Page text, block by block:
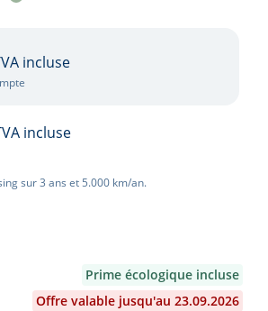
incluse
incluse
sur 3 ans et 5.000 km/an.
Prime écologique incluse
Offre valable jusqu'au 23.09.2026